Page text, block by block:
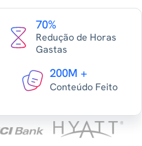
70%
Redução de Horas
Gastas
200M +
Conteúdo Feito